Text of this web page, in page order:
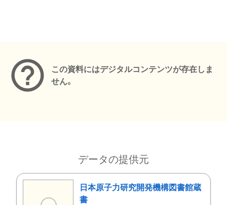
この資料にはデジタルコンテンツが存在しま
せん。
データの提供元
日本原子力研究開発機構図書館蔵
書